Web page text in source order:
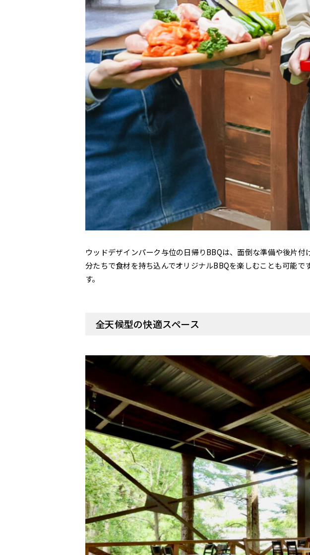
ウッドデザインパーク与位の日帰りBBQは、面倒な準備や後片付
分たちで食材を持ち込んでオリジナルBBQを楽しむことも可能
す。
全天候型の快適スペース